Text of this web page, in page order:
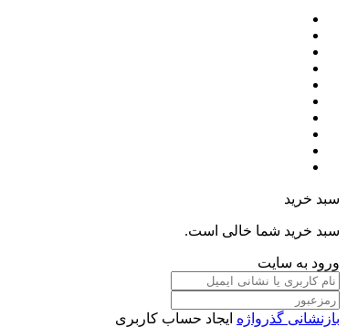
سبد خرید
سبد خرید شما خالی است.
ورود به سایت
بازنشانی گذرواژه ایجاد حساب کاربری